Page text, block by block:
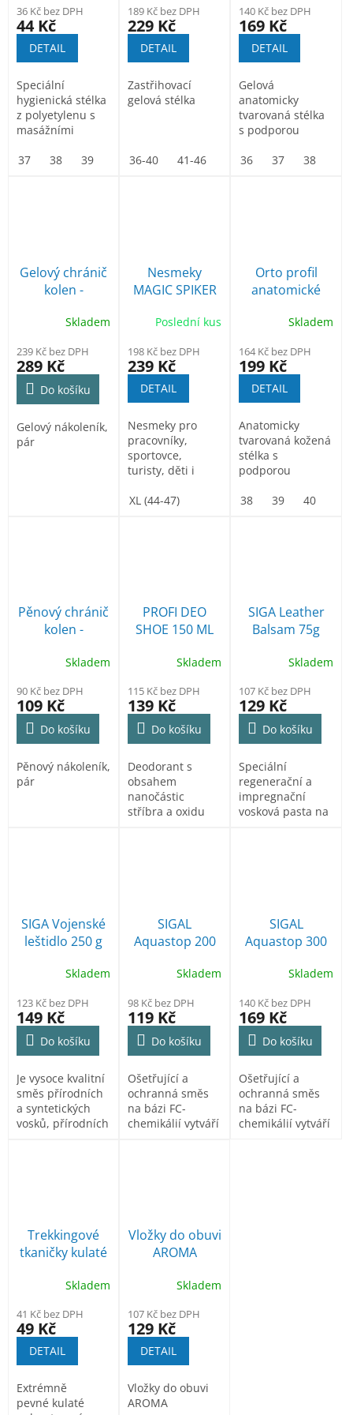
36 Kč bez DPH
44 Kč
DETAIL
Speciální
hygienická stélka
z polyetylenu s
masážními
lehce...
37 38 39 42 43 47 48 49
189 Kč bez DPH
229 Kč
DETAIL
Zastřihovací
gelová stélka
36-40 41-46
140 Kč bez DPH
169 Kč
DETAIL
Gelová
anatomicky
tvarovaná stélka
s podporou
klenby.
36 37 38
Gelový chránič
kolen -
Skladem
239 Kč bez DPH
289 Kč
Do košíku
Gelový nákoleník,
pár
Nesmeky
MAGIC SPIKER
Poslední kus
198 Kč bez DPH
239 Kč
DETAIL
Nesmeky pro
pracovníky,
sportovce,
turisty, děti i
vyrobeny z
XL (44-47)
Orto profil
anatomické
Skladem
164 Kč bez DPH
199 Kč
DETAIL
Anatomicky
tvarovaná kožená
stélka s
podporou
klenby.
38 39 40
Pěnový chránič
kolen -
Skladem
90 Kč bez DPH
109 Kč
Do košíku
Pěnový nákoleník,
pár
PROFI DEO
SHOE 150 ML
Skladem
115 Kč bez DPH
139 Kč
Do košíku
Deodorant s
obsahem
nanočástic
stříbra a oxidu
SIGA Leather
Balsam 75g
Skladem
107 Kč bez DPH
129 Kč
Do košíku
Speciální
regenerační a
impregnační
vosková pasta na
SIGA Vojenské
leštidlo 250 g
Skladem
123 Kč bez DPH
149 Kč
Do košíku
Je vysoce kvalitní
směs přírodních
a syntetických
vosků, přírodních
SIGAL
Aquastop 200
Skladem
98 Kč bez DPH
119 Kč
Do košíku
Ošetřující a
ochranná směs
na bázi FC-
chemikálií vytváří
SIGAL
Aquastop 300
Skladem
140 Kč bez DPH
169 Kč
Do košíku
Ošetřující a
ochranná směs
na bázi FC-
chemikálií vytváří
Trekkingové
tkaničky kulaté
Skladem
41 Kč bez DPH
49 Kč
DETAIL
Extrémně
pevné kulaté
Vložky do obuvi
AROMA
Skladem
107 Kč bez DPH
129 Kč
DETAIL
Vložky do obuvi
AROMA